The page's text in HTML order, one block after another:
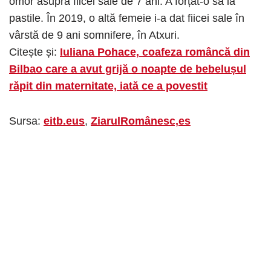
pastile. În 2019, o altă femeie i-a dat fiicei sale în
vârstă de 9 ani somnifere, în Atxuri.
Citește și: Iuliana Pohace, coafeza româncă din
Bilbao care a avut grijă o noapte de bebelușul
răpit din maternitate, iată ce a povestit
Sursa: eitb.eus, ZiarulRomânesc,es